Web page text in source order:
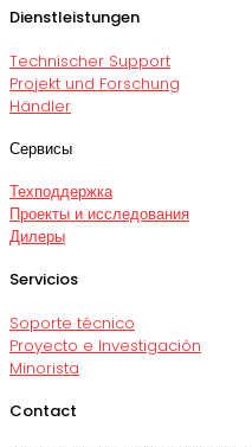
Dienstleistungen
Technischer Support
Projekt und Forschung
Händler
Сервисы
Техподдержка
Проекты и исследования
Дилеры
Servicios
Soporte técnico
Proyecto e Investigación
Minorista
Contact